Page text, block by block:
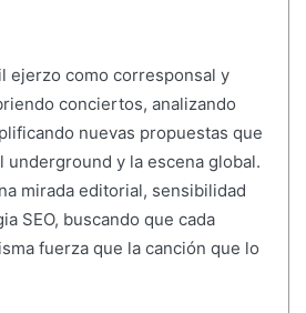
ejerzo como corresponsal y
conciertos, analizando
nuevas propuestas que
underground y la escena global.
mirada editorial, sensibilidad
SEO, buscando que cada
fuerza que la canción que lo